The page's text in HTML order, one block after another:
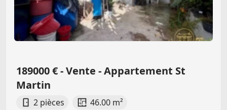
189000 € - Vente - Appartement St
Martin
2 pièces 46.00 m²